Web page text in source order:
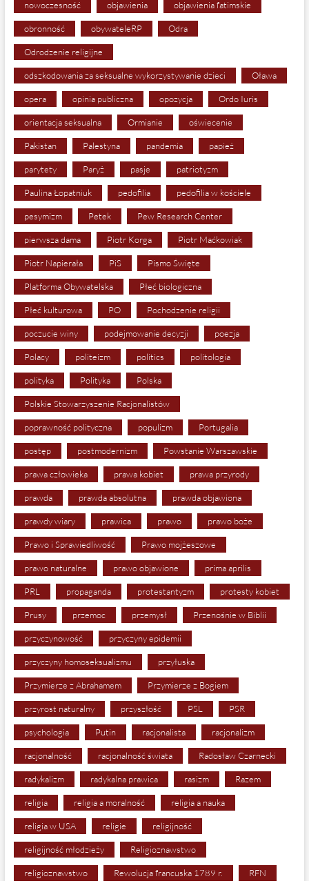
nowoczesność objawienia objawienia fatimskie
obronność obywateleRP Odra
Odrodzenie religijne
odszkodowania za seksualne wykorzystywanie dzieci Oława
opera opinia publiczna opozycja Ordo Iuris
orientacja seksualna Ormianie oświecenie
Pakistan Palestyna pandemia papież
parytety Paryż pasje patriotyzm
Paulina Łopatniuk pedofilia pedofilia w kościele
pesymizm Petek Pew Research Center
pierwsza dama Piotr Korga Piotr Maćkowiak
Piotr Napierała PiS Pismo Święte
Platforma Obywatelska Płeć biologiczna
Płeć kulturowa PO Pochodzenie religii
poczucie winy podejmowanie decyzji poezja
Polacy politeizm politics politologia
polityka Polityka Polska
Polskie Stowarzyszenie Racjonalistów
poprawność polityczna populizm Portugalia
postęp postmodernizm Powstanie Warszawskie
prawa człowieka prawa kobiet prawa przyrody
prawda prawda absolutna prawda objawiona
prawdy wiary prawica prawo prawo boże
Prawo i Sprawiedliwość Prawo mojżeszowe
prawo naturalne prawo objawione prima aprilis
PRL propaganda protestantyzm protesty kobiet
Prusy przemoc przemysł Przenośnie w Biblii
przyczynowość przyczyny epidemii
przyczyny homoseksualizmu przyłuska
Przymierze z Abrahamem Przymierze z Bogiem
przyrost naturalny przyszłość PSL PSR
psychologia Putin racjonalista racjonalizm
racjonalność racjonalność świata Radosław Czarnecki
radykalizm radykalna prawica rasizm Razem
religia religia a moralność religia a nauka
religia w USA religie religijność
religijność młodzieży Religioznawstwo
religioznawstwo Rewolucja francuska 1789 r. RFN